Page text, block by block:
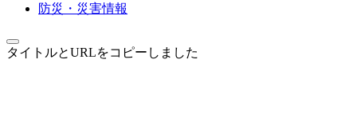
防災・災害情報
タイトルとURLをコピーしました